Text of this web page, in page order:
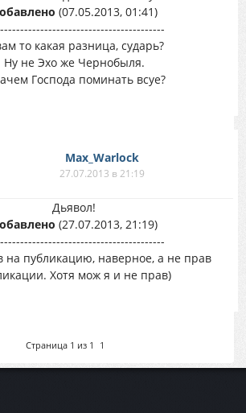
(07.05.2013, 01:41)
то какая разница, сударь?
Ну не Эхо же Чернобыля.
Господа поминать всуе?
Max_Warlock
27.07.2013 в 21:19
Дьявол!
(27.07.2013, 21:19)
на публикацию, наверное, а не прав
Хотя мож я и не прав)
Страница 1 из 1 1